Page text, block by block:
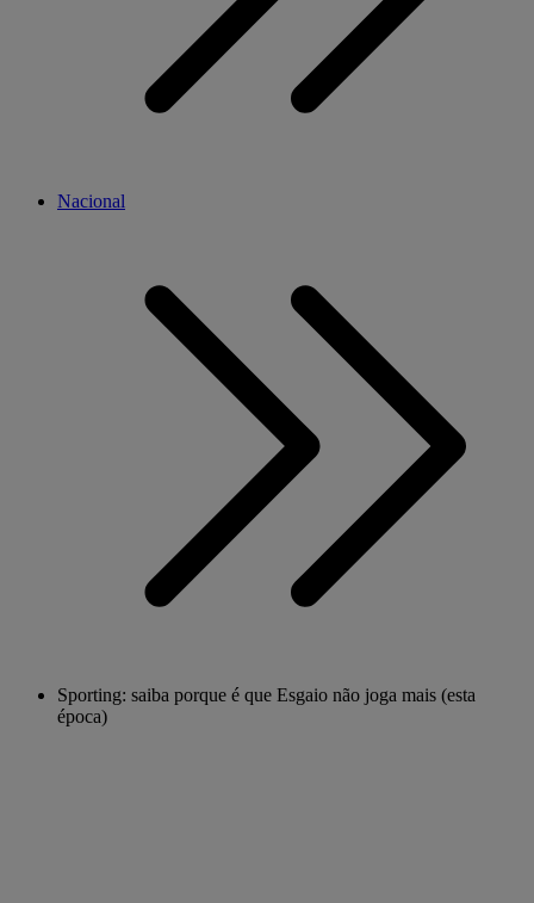
Nacional
Sporting: saiba porque é que Esgaio não joga mais (esta
época)